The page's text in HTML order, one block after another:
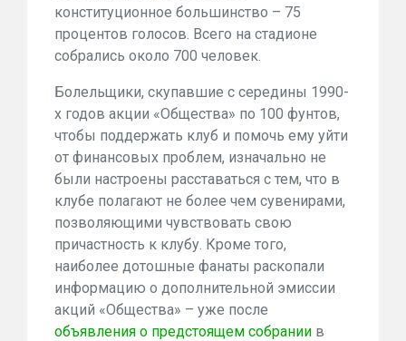
конституционное большинство – 75
процентов голосов. Всего на стадионе
собрались около 700 человек.
Болельщики, скупавшие с середины 1990-
х годов акции «Общества» по 100 фунтов,
чтобы поддержать клуб и помочь ему уйти
от финансовых проблем, изначально не
были настроены расставаться с тем, что в
клубе полагают не более чем сувенирами,
позволяющими чувствовать свою
причастность к клубу. Кроме того,
наиболее дотошные фанаты раскопали
информацию о дополнительной эмиссии
акций «Общества» – уже после
объявления о предстоящем собрании в